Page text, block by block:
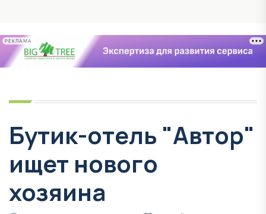
РЕКЛАМА
Бутик-отель "Автор"
ищет нового
хозяина